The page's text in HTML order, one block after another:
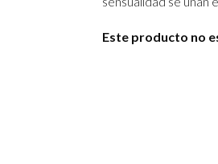
Este producto no